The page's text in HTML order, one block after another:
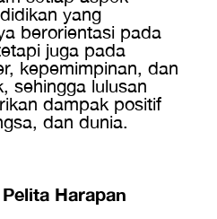
yang
berorientasi pada
juga pada
kepemimpinan, dan
sehingga lulusan
dampak positif
dan dunia.
Harapan